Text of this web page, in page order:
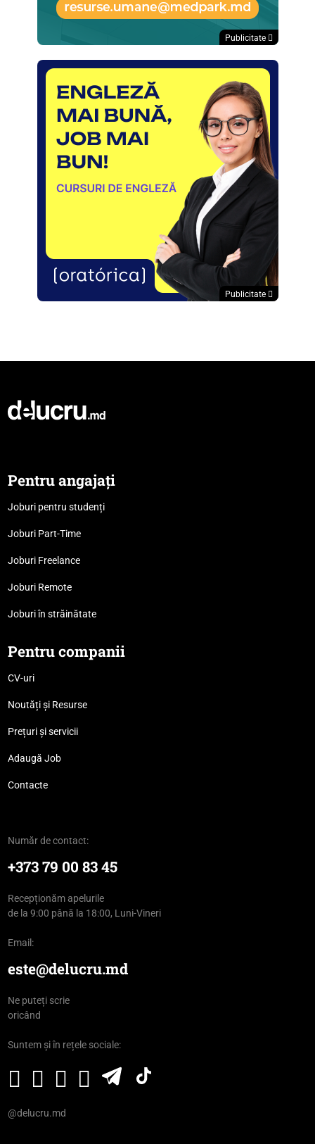
Publicitate
Publicitate
Pentru angajați
Joburi pentru studenți
Joburi Part-Time
Joburi Freelance
Joburi Remote
Joburi în străinătate
Pentru companii
CV-uri
Noutăți și Resurse
Prețuri și servicii
Adaugă Job
Contacte
Număr de contact:
+373 79 00 83 45
Recepționăm apelurile
de la 9:00 până la 18:00, Luni-Vineri
Email:
este@delucru.md
Ne puteți scrie
oricând
Suntem și în rețele sociale:
@delucru.md